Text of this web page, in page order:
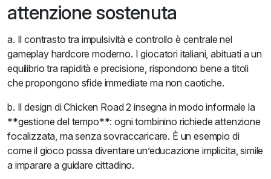
attenzione sostenuta
a. Il contrasto tra impulsività e controllo è centrale nel
gameplay hardcore moderno. I giocatori italiani, abituati a un
equilibrio tra rapidità e precisione, rispondono bene a titoli
che propongono sfide immediate ma non caotiche.
b. Il design di Chicken Road 2 insegna in modo informale la
**gestione del tempo**: ogni tombinino richiede attenzione
focalizzata, ma senza sovraccaricare. È un esempio di
come il gioco possa diventare un’educazione implicita, simile
a imparare a guidare cittadino.